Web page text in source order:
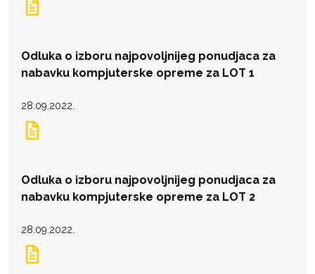
Odluka o izboru najpovoljnijeg ponudjaca za
nabavku kompjuterske opreme za LOT 1
28.09.2022.
Odluka o izboru najpovoljnijeg ponudjaca za
nabavku kompjuterske opreme za LOT 2
28.09.2022.